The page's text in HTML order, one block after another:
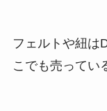
フェルトや紐は
こでも売ってい